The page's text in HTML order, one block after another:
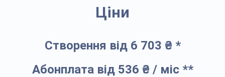
Ціни
Створення від 6 703 ₴ *
Абонплата від 536 ₴ / міс **